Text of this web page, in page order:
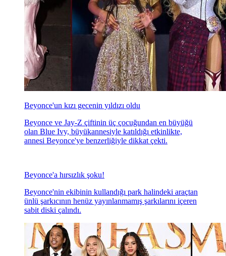
Beyonce'un kızı gecenin yıldızı oldu
Beyonce ve Jay-Z çiftinin üç çocuğundan en büyüğü
olan Blue Ivy, büyükannesiyle katıldığı etkinlikte,
annesi Beyonce'ye benzerliğiyle dikkat çekti.
Beyonce'a hırsızlık şoku!
Beyonce'nin ekibinin kullandığı park halindeki araçtan
ünlü şarkıcının henüz yayınlanmamış şarkılarını içeren
sabit diski çalındı.